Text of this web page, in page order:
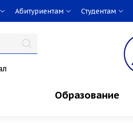
Абитуриентам Студентам
Образование